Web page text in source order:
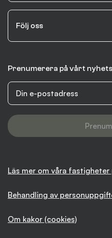
Prenumerera på vårt
Följ oss
Läs mer om våra
Behandling av
Om kakor (cookies)